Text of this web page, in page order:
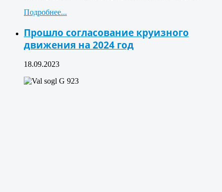
Подробнее...
Прошло согласование круизного
движения на 2024 год
18.09.2023